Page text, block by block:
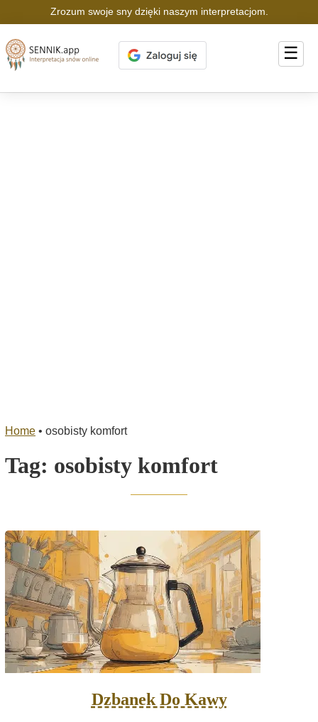
Zrozum swoje sny dzięki naszym interpretacjom.
☰
Home • osobisty komfort
Tag: osobisty komfort
Dzbanek Do Kawy